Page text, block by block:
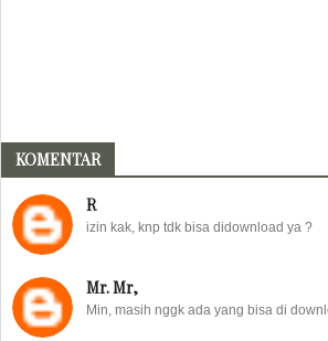
KOMENTAR
R
izin kak, knp tdk bisa didownload ya ?
Mr. Mr,
Min, masih nggk ada yang bisa di